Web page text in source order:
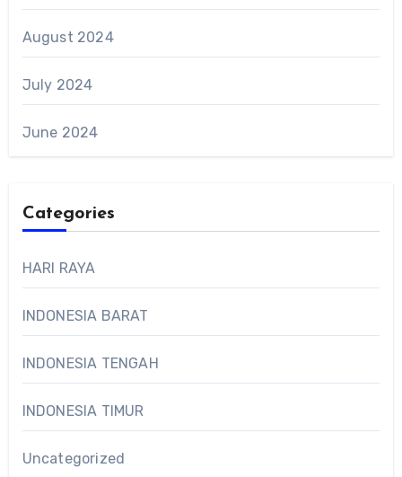
August 2024
July 2024
June 2024
Categories
HARI RAYA
INDONESIA BARAT
INDONESIA TENGAH
INDONESIA TIMUR
Uncategorized